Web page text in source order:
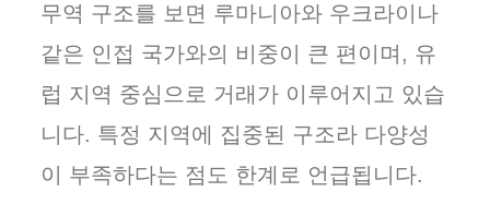
무역 구조를 보면 루마니아와 우크라이나
같은 인접 국가와의 비중이 큰 편이며, 유
럽 지역 중심으로 거래가 이루어지고 있습
니다. 특정 지역에 집중된 구조라 다양성
이 부족하다는 점도 한계로 언급됩니다.